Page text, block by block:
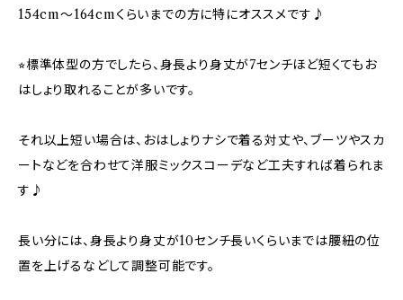
154cm～164cmくらいまでの方に特にオススメです♪
⭐︎標準体型の方でしたら、身長より身丈が7センチほど短くてもお
はしょり取れることが多いです。
それ以上短い場合は、おはしょりナシで着る対丈や、ブーツやスカ
ートなどを合わせて洋服ミックスコーデなど工夫すれば着られま
す♪
長い分には、身長より身丈が10センチ長いくらいまでは腰紐の位
置を上げるなどして調整可能です。